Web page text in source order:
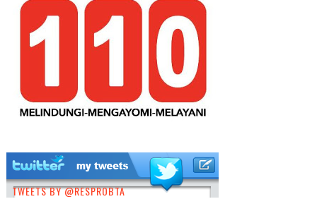
TWEETS BY @RESPROBTA